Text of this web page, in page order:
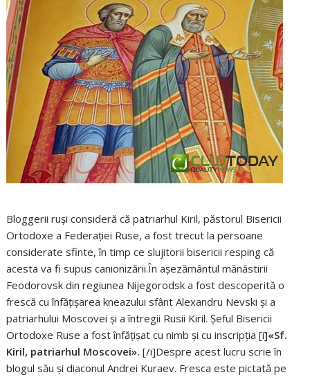
Bloggerii ruşi consideră că patriarhul Kiril, păstorul Bisericii
Ortodoxe a Federaţiei Ruse, a fost trecut la persoane
considerate sfinte, în timp ce slujitorii bisericii resping că
acesta va fi supus canionizării.În aşezământul mănăstirii
Feodorovsk din regiunea Nijegorodsk a fost descoperită o
frescă cu înfăţişarea kneazului sfânt Alexandru Nevski şi a
patriarhului Moscovei şi a întregii Rusii Kiril. Şeful Bisericii
Ortodoxe Ruse a fost înfăţişat cu nimb şi cu inscripţia [i]«Sf.
Kiril, patriarhul Moscovei».[/i]Despre acest lucru scrie în
blogul său şi diaconul Andrei Kuraev. Fresca este pictată pe